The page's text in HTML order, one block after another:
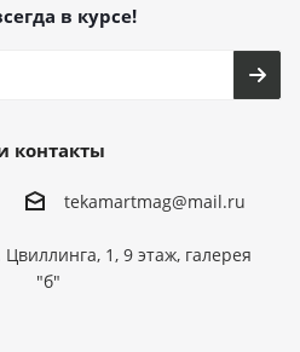
в курсе!
контакты
tekamartmag@mail.ru
Цвиллинга, 1, 9 этаж, галерея
"б"